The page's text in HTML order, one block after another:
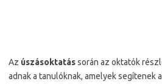
Az úszásoktatássorán az oktatók
adnak a tanulóknak, amelyek segítenek